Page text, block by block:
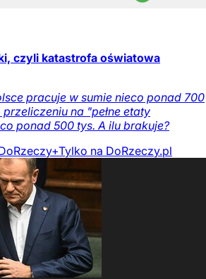
czyli katastrofa oświatowa
pracuje w sumie nieco ponad 700
na "pełne etaty
ponad 500 tys. A ilu brakuje?
Tylko na DoRzeczy.pl